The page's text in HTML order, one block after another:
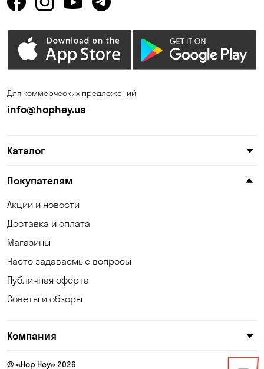
Гостомель
Зазимье Запорожье
Каменные Потоки
Клинцы
Корсунцы
Коцюбинское
Кривой Рог
Кропивницкий
Для коммерческих предложений
info@hophey.ua
Каталог
Покупателям
Акции и новости
Доставка и оплата
Магазины
Часто задаваемые вопросы
Публичная оферта
Советы и обзоры
Компания
© «Hop Hey» 2026